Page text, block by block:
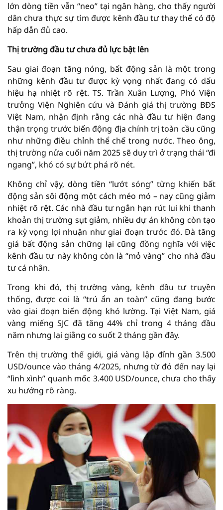
lớn dòng tiền vẫn “neo” tại ngân hàng, cho thấy người
dân chưa thực sự tìm được kênh đầu tư thay thế có độ
hấp dẫn đủ cao.
Thị trường đầu tư chưa đủ lực bật lên
Sau giai đoạn tăng nóng, bất động sản là một trong
những kênh đầu tư được kỳ vọng nhất đang có dấu
hiệu hạ nhiệt rõ rệt. TS. Trần Xuân Lượng, Phó Viện
trưởng Viện Nghiên cứu và Đánh giá thị trường BĐS
Việt Nam, nhận định rằng các nhà đầu tư hiện đang
thận trọng trước biến động địa chính trị toàn cầu cũng
như những điều chỉnh thể chế trong nước. Theo ông,
thị trường nửa cuối năm 2025 sẽ duy trì ở trạng thái “đi
ngang”, khó có sự bứt phá rõ nét.
Không chỉ vậy, dòng tiền “lướt sóng” từng khiến bất
động sản sôi động một cách méo mó – nay cũng giảm
nhiệt rõ rệt. Các nhà đầu tư ngắn hạn rút lui khi thanh
khoản thị trường sụt giảm, nhiều dự án không còn tạo
ra kỳ vọng lợi nhuận như giai đoạn trước đó. Đà tăng
giá bất động sản chững lại cũng đồng nghĩa với việc
kênh đầu tư này không còn là “mỏ vàng” cho nhà đầu
tư cá nhân.
Trong khi đó, thị trường vàng, kênh đầu tư truyền
thống, được coi là “trú ẩn an toàn” cũng đang bước
vào giai đoạn biến động khó lường. Tại Việt Nam, giá
vàng miếng SJC đã tăng 44% chỉ trong 4 tháng đầu
năm nhưng lại giằng co suốt 2 tháng gần đây.
Trên thị trường thế giới, giá vàng lập đỉnh gần 3.500
USD/ounce vào tháng 4/2025, nhưng từ đó đến nay lại
“lình xình” quanh mốc 3.400 USD/ounce, chưa cho thấy
xu hướng rõ ràng.